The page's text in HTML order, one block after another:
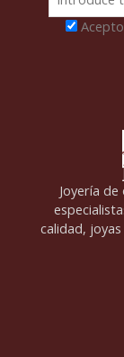
Joyería
calidad,